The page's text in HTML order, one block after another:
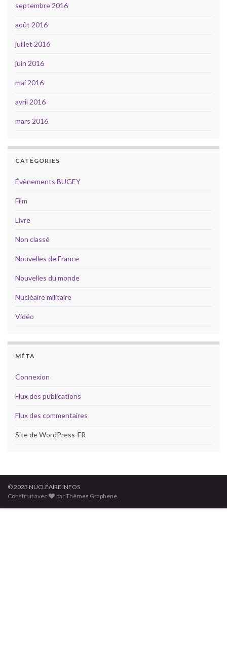
septembre 2016
août 2016
juillet 2016
juin 2016
mai 2016
avril 2016
mars 2016
CATÉGORIES
Évènements BUGEY
Film
Livre
Non classé
Nouvelles de France
Nouvelles du monde
Nucléaire militaire
Vidéo
MÉTA
Connexion
Flux des publications
Flux des commentaires
Site de WordPress-FR
© 2023 NUCLÉAIRE INFOS.
Construit avec
par Thèmes Graphene.